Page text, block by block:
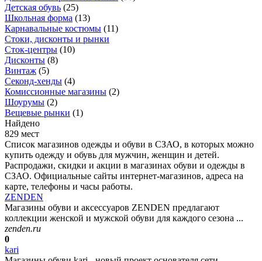
Детская обувь (25)
Школьная форма (13)
Карнавальные костюмы (11)
Стоки, дисконты и рынки
Сток-центры (10)
Дисконты (8)
Винтаж (5)
Секонд-хенды (4)
Комиссионные магазины (2)
Шоурумы (2)
Вещевые рынки (1)
Найдено
829 мест
Список магазинов одежды и обуви в СЗАО, в которых можно
купить одежду и обувь для мужчин, женщин и детей.
Распродажи, скидки и акции в магазинах обуви и одежды в
СЗАО. Официальные сайты интернет-магазинов, адреса на
карте, телефоны и часы работы.
ZENDEN
Магазины обуви и аксессуаров ZENDEN предлагают
коллекции женской и мужской обуви для каждого сезона ...
zenden.ru
0
kari